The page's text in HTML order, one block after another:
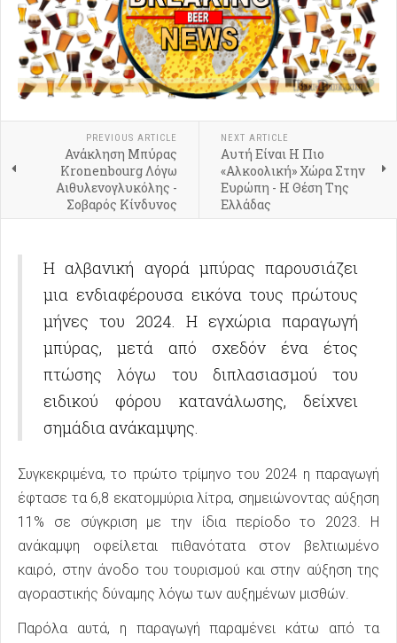
PREVIOUS ARTICLE
Ανάκληση Μπύρας
Kronenbourg Λόγω
Αιθυλενογλυκόλης -
Σοβαρός Κίνδυνος
NEXT ARTICLE
Αυτή Είναι Η Πιο
«Αλκοολική» Χώρα Στην
Ευρώπη - Η Θέση Της
Ελλάδας
Η αλβανική αγορά μπύρας παρουσιάζει
μια ενδιαφέρουσα εικόνα τους πρώτους
μήνες του 2024. Η εγχώρια παραγωγή
μπύρας, μετά από σχεδόν ένα έτος
πτώσης λόγω του διπλασιασμού του
ειδικού φόρου κατανάλωσης, δείχνει
σημάδια ανάκαμψης.
Συγκεκριμένα, το πρώτο τρίμηνο του 2024 η παραγωγή
έφτασε τα 6,8 εκατομμύρια λίτρα, σημειώνοντας αύξηση
11% σε σύγκριση με την ίδια περίοδο το 2023. Η
ανάκαμψη οφείλεται πιθανότατα στον βελτιωμένο
καιρό, στην άνοδο του τουρισμού και στην αύξηση της
αγοραστικής δύναμης λόγω των αυξημένων μισθών.
Παρόλα αυτά, η παραγωγή παραμένει κάτω από τα